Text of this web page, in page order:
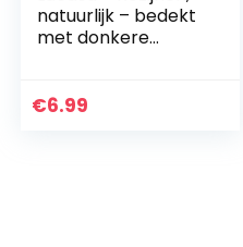
natuurlijk – bedekt
met donkere
gram
€6.99